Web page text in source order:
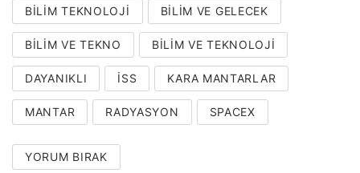
BILIM TEKNOLOJI BILIM VE GELECEK
BILIM VE TEKNO BILIM VE TEKNOLOJI
DAYANIKLI ISS KARA MANTARLAR
MANTAR RADYASYON SPACEX
YORUM BIRAK